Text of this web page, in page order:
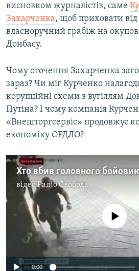
висновком журналістів, саме
Захарченка, щоб приховати від
власноручний грабіж на
Донбасу.
Чому оточення Захарченка
зараз? Чи міг Курченко
корупційні схеми з вугіллям
Путіна? І чому компанія
«Внешторгсервіс» продовжує
економіку ОРДЛО?
відеоРадіо Свобода
No media source
0:00